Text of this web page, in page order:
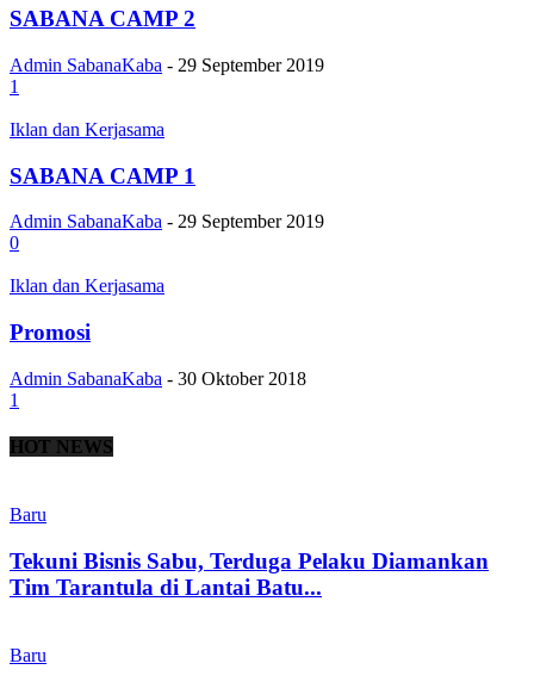
SABANA CAMP 2
Admin SabanaKaba - 29 September 2019
1
Iklan dan Kerjasama
SABANA CAMP 1
Admin SabanaKaba - 29 September 2019
0
Iklan dan Kerjasama
Promosi
Admin SabanaKaba - 30 Oktober 2018
1
HOT NEWS
Baru
Tekuni Bisnis Sabu, Terduga Pelaku Diamankan
Tim Tarantula di Lantai Batu...
Baru